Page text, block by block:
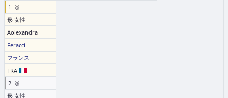
1. 🥇
形 女性
Aolexandra
Feracci
フランス
FRA
2. 🥈
形 女性